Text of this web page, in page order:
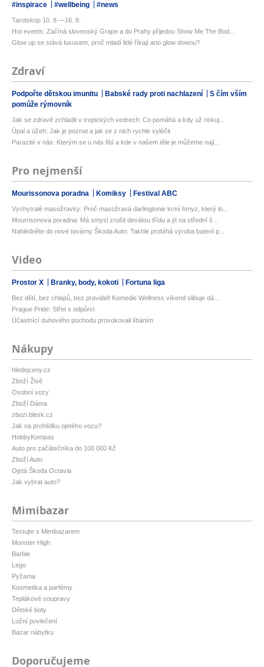
#inspirace #wellbeing #news
Tarotskop 10. 8.—16. 8.
Hot events: Začíná slovenský Grape a do Prahy přijedou Show Me The Bod...
Glow up se stává luxusem, proč mladí lidé říkají ano glow downu?
Zdraví
Podpořte dětskou imunitu Babské rady proti nachlazení
S čím vším
pomůže rýmovník
Jak se zdravě zchladit v tropických vedrech: Co pomáhá a kdy už riskuj...
Úpal a úžeh: Jak je poznat a jak se z nich rychle vyléčit
Parazité v nás: Kterým se u nás líbí a kde v našem těle je můžeme nají...
Pro nejmenší
Mourissonova poradna Komiksy Festival ABC
Vychytralé masožravky: Proč masožravá darlingtonie krmí hmyz, který lo...
Mourrisonova poradna: Má smysl zrušit devátou třídu a jít na střední š...
Nahlédněte do nové továrny Škoda Auto: Takhle probíhá výroba baterií p...
Video
Prostor X Branky, body, kokoti Fortuna liga
Bez dětí, bez chlapů, bez pravidel! Komedie Wellness víkend slibuje dá...
Prague Pride: Střet s odpůrci
Účastnící duhového pochodu provokovali líbáním
Nákupy
hledejceny.cz
Zboží Živě
Osobní vozy
Zboží Dáma
zbozi.blesk.cz
Jak na prohlídku ojetého vozu?
HobbyKompas
Auto pro začátečníka do 100 000 Kč
Zboží Auto
Ojetá Škoda Octavia
Jak vybrat auto?
Mimibazar
Testujte s Mimibazarem
Monster High
Barbie
Lego
Pyžama
Kosmetika a parfémy
Teplákové soupravy
Dětské boty
Ložní povlečení
Bazar nábytku
Doporučujeme